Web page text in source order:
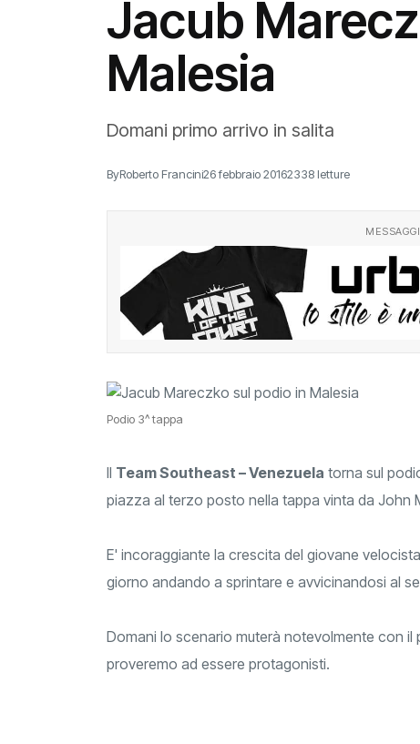
Jacub
Malesia
Domani primo arrivo in salita
ByRoberto Francini26 febbraio 20162338 letture
Podio 3^ tappa
Il Team Southeast – Venezuela torna sul
piazza al terzo posto nella tappa vinta da John
E' incoraggiante la crescita del giovane
giorno andando a sprintare e avvicinandosi al
Domani lo scenario muterà notevolmente con il
proveremo ad essere protagonisti.